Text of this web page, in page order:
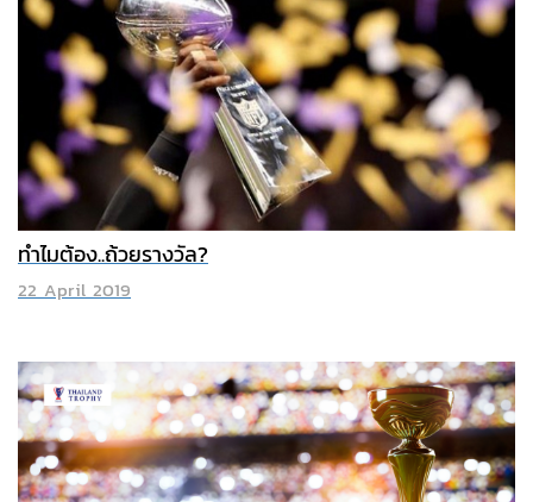
ทำไมต้อง..ถ้วยรางวัล?
22 April 2019